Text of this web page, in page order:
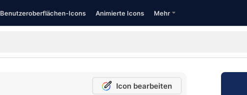
Benutzeroberflächen-Icons Animierte Icons Mehr
Icon bearbeiten